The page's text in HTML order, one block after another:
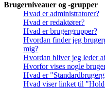
Brugerniveauer og -grupper
Hvad er administratorer?
Hvad er redaktører?
Hvad er brugergrupper?
Hvordan finder jeg
mig?
Hvordan bliver jeg leder
Hvorfor vises nogle
Hvad er
Hvad viser linket til